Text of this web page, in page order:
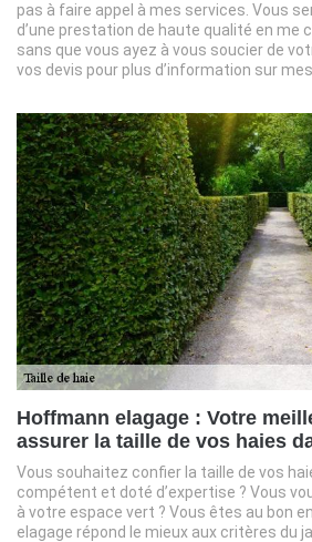
pas à faire appel à mes services. Vous
d’une prestation de haute qualité en me
sans que vous ayez à vous soucier de
vos devis pour plus d’information sur
Hoffmann elagage : Votre
assurer la taille de vos haies
Vous souhaitez confier la taille de vos
compétent et doté d’expertise ? Vous
à votre espace vert ? Vous êtes au bon
elagage répond le mieux aux critères du